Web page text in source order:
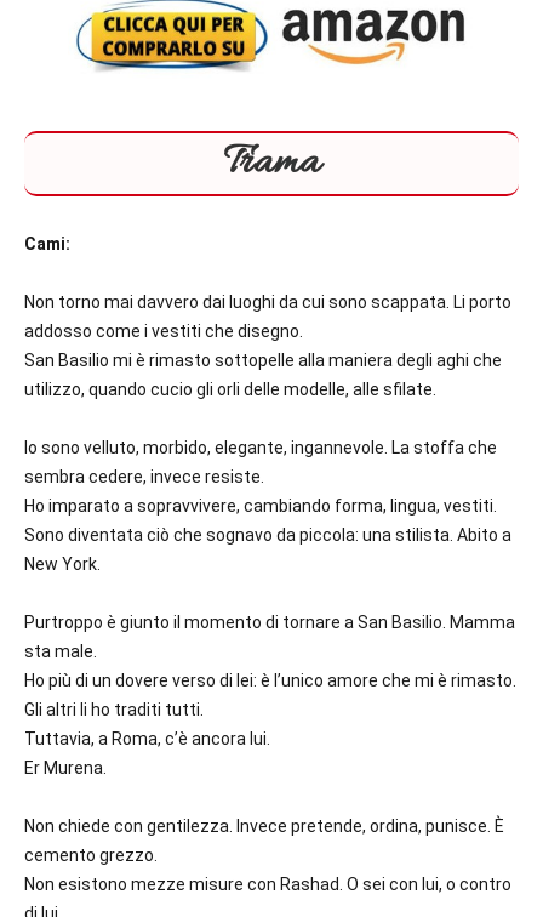
Trama
Cami:
Non torno mai davvero dai luoghi da cui sono scappata. Li porto
addosso come i vestiti che disegno.
San Basilio mi è rimasto sottopelle alla maniera degli aghi che
utilizzo, quando cucio gli orli delle modelle, alle sfilate.
Io sono velluto, morbido, elegante, ingannevole. La stoffa che
sembra cedere, invece resiste.
Ho imparato a sopravvivere, cambiando forma, lingua, vestiti.
Sono diventata ciò che sognavo da piccola: una stilista. Abito a
New York.
Purtroppo è giunto il momento di tornare a San Basilio. Mamma
sta male.
Ho più di un dovere verso di lei: è l’unico amore che mi è rimasto.
Gli altri li ho traditi tutti.
Tuttavia, a Roma, c’è ancora lui.
Er Murena.
Non chiede con gentilezza. Invece pretende, ordina, punisce. È
cemento grezzo.
Non esistono mezze misure con Rashad. O sei con lui, o contro